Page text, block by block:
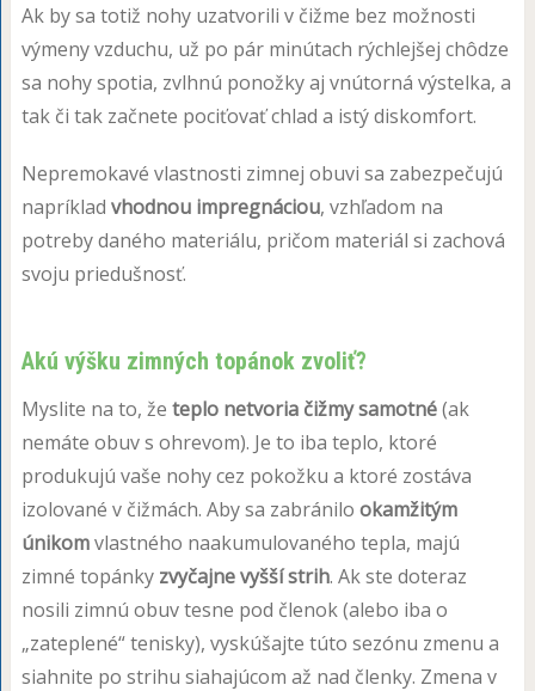
Ak by sa totiž nohy uzatvorili v čižme bez možnosti
výmeny vzduchu, už po pár minútach rýchlejšej chôdze
sa nohy spotia, zvlhnú ponožky aj vnútorná výstelka, a
tak či tak začnete pociťovať chlad a istý diskomfort.
Nepremokavé vlastnosti zimnej obuvi sa zabezpečujú
napríklad vhodnou impregnáciou, vzhľadom na
potreby daného materiálu, pričom materiál si zachová
svoju priedušnosť.
Akú výšku zimných topánok zvoliť?
Myslite na to, že teplo netvoria čižmy samotné(ak
nemáte obuv s ohrevom). Je to iba teplo, ktoré
produkujú vaše nohy cez pokožku a ktoré zostáva
izolované v čižmách. Aby sa zabránilo okamžitým
únikomvlastného naakumulovaného tepla, majú
zimné topánky zvyčajne vyšší strih. Ak ste doteraz
nosili zimnú obuv tesne pod členok (alebo iba o
„zateplené“ tenisky), vyskúšajte túto sezónu zmenu a
siahnite po strihu siahajúcom až nad členky. Zmena v